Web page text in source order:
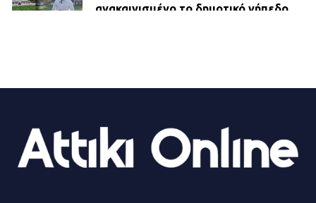
ανακαινισμένο το δημοτικό γήπεδο
ΔΗΜΟΣ ΜΑΝΔΡΑΣ ΕΙΔΥΛΛΙΑΣ:
23.07.2026 | 14:58